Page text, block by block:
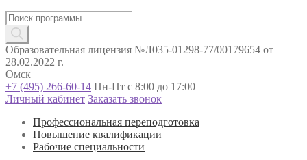
Поиск
товаров
Образовательная лицензия №Л035-01298-77/00179654 от
28.02.2022 г.
Омск
+7 (495) 266-60-14 Пн-Пт с 8:00 до 17:00
Личный кабинет Заказать звонок
Профессиональная переподготовка
Повышение квалификации
Рабочие специальности